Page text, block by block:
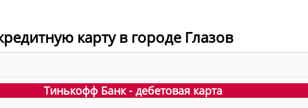
карту в городе Глазов
Тинькофф Банк - дебетовая карта